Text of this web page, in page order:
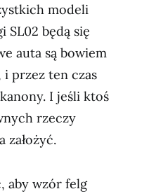
modeli
SL02 będą się
auta są bowiem
przez ten czas
I jeśli ktoś
rzeczy
założyć.
aby wzór felg